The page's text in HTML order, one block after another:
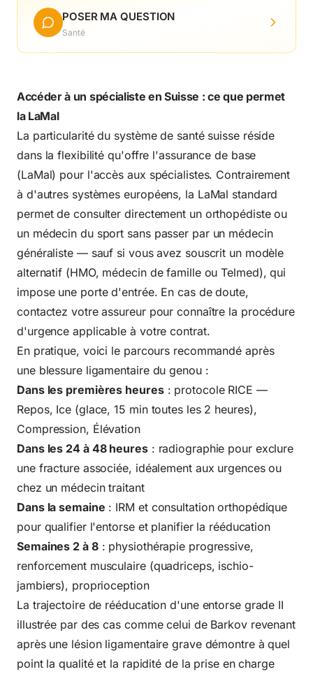
POSER MA QUESTION
Santé
Accéder à un spécialiste en Suisse : ce que permet
la LaMal
La particularité du système de santé suisse réside
dans la flexibilité qu'offre l'assurance de base
(LaMal) pour l'accès aux spécialistes. Contrairement
à d'autres systèmes européens, la LaMal standard
permet de consulter directement un orthopédiste ou
un médecin du sport sans passer par un médecin
généraliste — sauf si vous avez souscrit un modèle
alternatif (HMO, médecin de famille ou Telmed), qui
impose une porte d'entrée. En cas de doute,
contactez votre assureur pour connaître la procédure
d'urgence applicable à votre contrat.
En pratique, voici le parcours recommandé après
une blessure ligamentaire du genou :
Dans les premières heures: protocole RICE —
Repos, Ice (glace, 15 min toutes les 2 heures),
Compression, Élévation
Dans les 24 à 48 heures: radiographie pour exclure
une fracture associée, idéalement aux urgences ou
chez un médecin traitant
Dans la semaine : IRM et consultation orthopédique
pour qualifier l'entorse et planifier la rééducation
Semaines 2 à 8: physiothérapie progressive,
renforcement musculaire (quadriceps, ischio-
jambiers), proprioception
La trajectoire de rééducation d'une entorse grade II
illustrée par des cas comme celui de Barkov revenant
après une lésion ligamentaire gravedémontre à quel
point la qualité et la rapidité de la prise en charge